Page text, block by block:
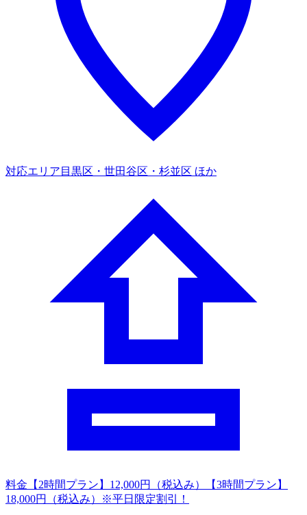
対応エリア 目黒区・世田谷区・杉並区 ほか
料金 【2時間プラン】12,000円（税込み）【3時間プラン】
18,000円（税込み）※平日限定割引！